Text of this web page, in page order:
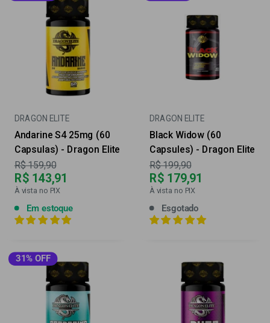
DRAGON ELITE
Andarine S4 25mg (60
Capsulas) - Dragon Elite
Preço
R$ 159,90
R$ 143,91
À vista no PIX
Em estoque
DRAGON ELITE
Black Widow (60
Capsules) - Dragon Elite
Preço
R$ 199,90
R$ 179,91
À vista no PIX
Esgotado
31% OFF